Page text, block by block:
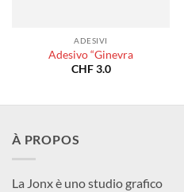
ADESIVI
Adesivo “Ginevra
CHF3.0
À PROPOS
La Jonx è uno studio grafico